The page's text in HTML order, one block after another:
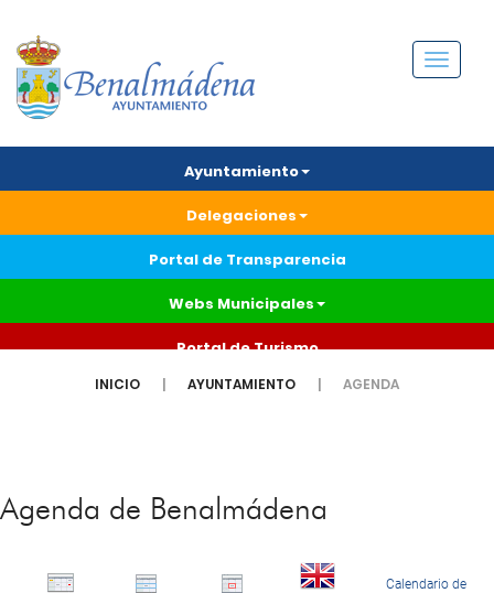
Menú
Ayuntamiento
Delegaciones
Portal de Transparencia
Webs Municipales
Portal de Turismo
INICIO AYUNTAMIENTO AGENDA
Agenda de Benalmádena
Calendario de